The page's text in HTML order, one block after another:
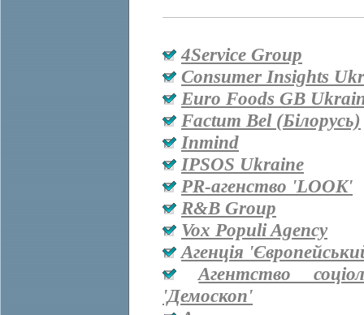
4Service Group
Consumer Insights
Euro Foods GB
Factum Bel (Білорусь)
Inmind
IPSOS Ukraine
PR-агенство 'LOOK'
R&B Group
Vox Populi Agency
Агенція
Агентство
'Демоскоп'